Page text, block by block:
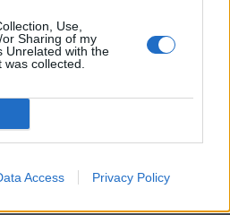
Use,
Sharing of my
Unrelated with the
collected.
Access Privacy Policy
a felkérést a
tisztségre